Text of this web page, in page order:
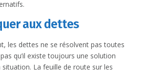
aux dettes
les dettes ne se résolvent pas toutes
pas qu’il existe toujours une solution
La feuille de route sur les